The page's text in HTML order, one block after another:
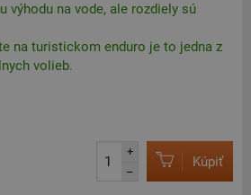
výhodu na vode, ale rozdiely sú
na turistickom enduro je to jedna z
volieb.
+
–
Kúpiť